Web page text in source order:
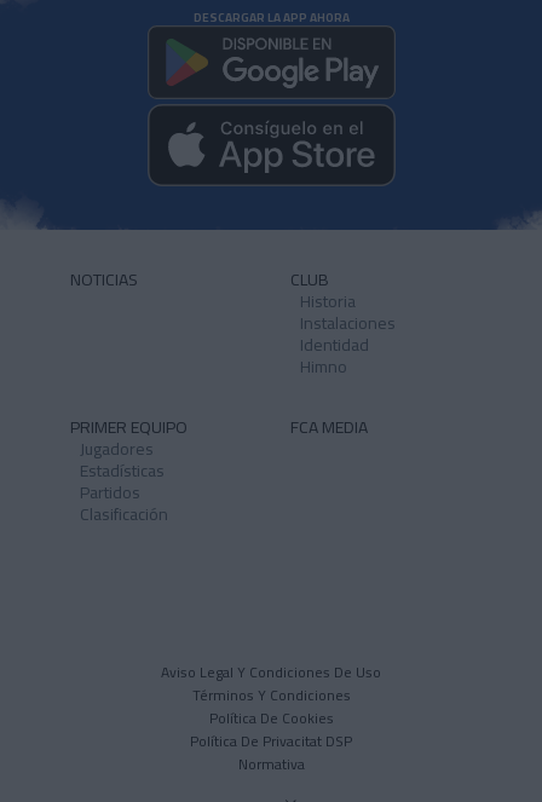
DESCARGAR LA APP AHORA
NOTICIAS CLUB
Historia
Instalaciones
Identidad
Himno
PRIMER EQUIPO
Jugadores
Estadísticas
Partidos
Clasificación
FCA MEDIA
Aviso Legal Y Condiciones De Uso
Términos Y Condiciones
Política De Cookies
Política De Privacitat DSP
Normativa